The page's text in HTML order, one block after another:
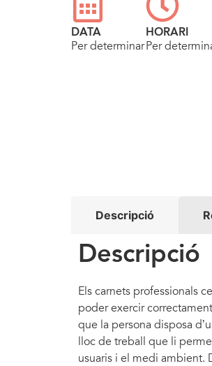
DATA
Per determinar
HORARI
Per
Descripció
Descripció
Els carnets professionals
poder exercir
que la persona disposa
lloc de treball que li
usuaris i el medi ambient.